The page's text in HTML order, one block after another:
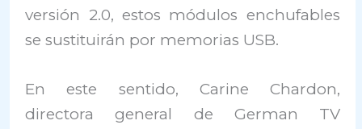
versión 2.0, estos módulos enchufables
se sustituirán por memorias USB.
En este sentido, Carine Chardon,
directora general de German TV